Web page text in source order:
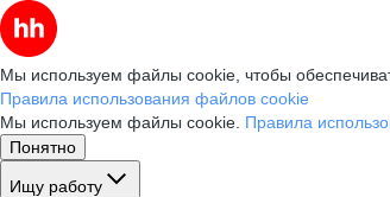
Мы используем файлы cookie, чтобы
Правила использования файлов cookie
Мы используем файлы cookie. Правила
Понятно
Ищу работу